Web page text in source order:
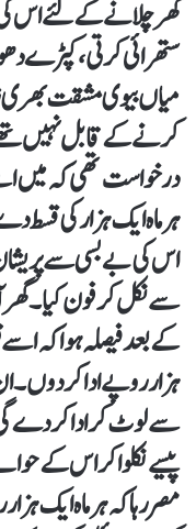
گھرچلانے کے لئے اس
ستھرائی کرتی، کپڑے
میاں بیوی مشقت بھری
کرنے کے قابل نہیں
درخواست تھی کہ میں
ہر ماہ ایک ہزار کی
اس کی بے بسی سے
سے نکل کر فون کیا۔
کے بعد فیصلہ ہوا کہ
ہزار روپے ادا کردوں۔
سے لوٹ کر ادا کردے
پیسے نکلواکر اس کے
مصر رہا کہ ہر ماہ ایک